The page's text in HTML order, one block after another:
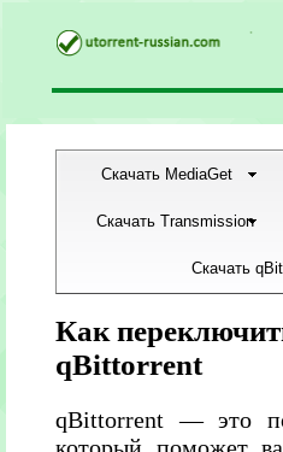
Скачать MediaGet
Скачать Transmission
Скачать
Как
qBittorrent
qBittorrent — это